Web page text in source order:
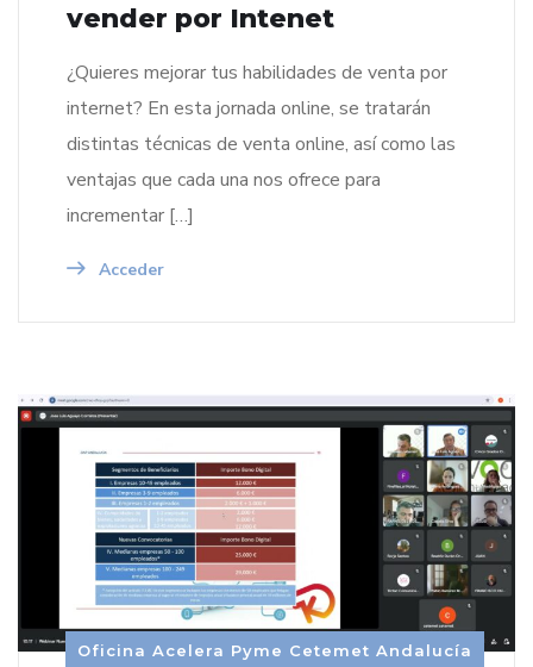
vender por Intenet
¿Quieres mejorar tus habilidades de venta por
internet? En esta jornada online, se tratarán
distintas técnicas de venta online, así como las
ventajas que cada una nos ofrece para
incrementar […]
Acceder
Oficina Acelera Pyme Cetemet Andalucía